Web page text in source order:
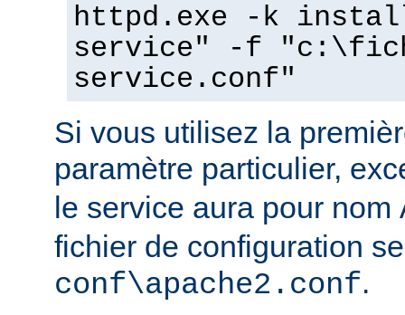
httpd.exe -k
service" -f
service.conf"
Si vous utilisez la
paramètre particulier,
le service aura pour nom
fichier de configuration
conf\apache2.conf.